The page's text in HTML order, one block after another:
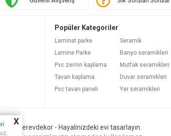
Popüler Kategoriler
Laminat parke
Lamine Parke
Pvc zemin kaplama
Tavan kaplama
Pvc tavan paneli
Seramik
Banyo seramikleri
Mutfak seramikleri
Duvar seramikleri
Yer seramikleri
Yerevdekor - Hayalinizdeki evi tasarlayın.
X